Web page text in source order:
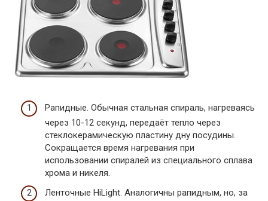
Рапидные. Обычная стальная спираль, нагреваясь
через 10-12 секунд, передаёт тепло через
стеклокерамическую пластину дну посудины.
Сокращается время нагревания при
использовании спиралей из специального сплава
хрома и никеля.
Ленточные HiLight. Аналогичны рапидным, но, за